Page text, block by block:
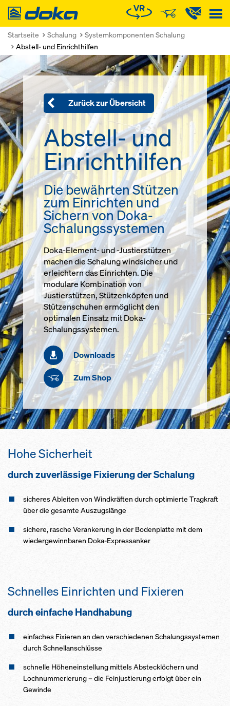
Doka
Startseite Schalung
Systemkomponenten Schalung
Abstell- und Einrichthilfen
Zurück zur Übersicht
Abstell- und
Einrichthilfen
Die bewährten Stützen
zum Einrichten und
Sichern von Doka-
Schalungssystemen
Doka-Element- und -Justierstützen
machen die Schalung windsicher und
erleichtern das Einrichten. Die
modulare Kombination von
Justierstützen, Stützenköpfen und
Stützenschuhen ermöglicht den
optimalen Einsatz mit Doka-
Schalungssystemen.
Downloads
Zum Shop
Hohe Sicherheit
durch zuverlässige Fixierung der Schalung
sicheres Ableiten von Windkräften durch optimierte Tragkraft
über die gesamte Auszugslänge
sichere, rasche Verankerung in der Bodenplatte mit dem
wiedergewinnbaren Doka-Expressanker
Schnelles Einrichten und Fixieren
durch einfache Handhabung
einfaches Fixieren an den verschiedenen Schalungssystemen
durch Schnellanschlüsse
schnelle Höheneinstellung mittels Abstecklöchern und
Lochnummerierung – die Feinjustierung erfolgt über ein
Gewinde